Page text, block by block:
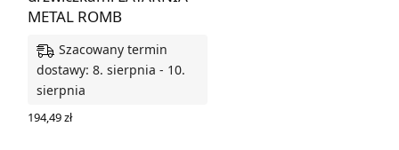
METAL ROMB
Szacowany termin
dostawy: 8. sierpnia - 10.
sierpnia
194,49zł